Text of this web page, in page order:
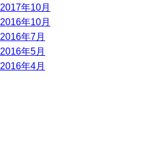
2017年10月
2016年10月
2016年7月
2016年5月
2016年4月